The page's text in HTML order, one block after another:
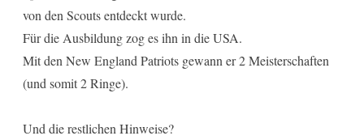
von den Scouts entdeckt wurde.
Für die Ausbildung zog es ihn in die USA.
Mit den New England Patriots gewann er 2 Meisterschaften
(und somit 2 Ringe).
Und die restlichen Hinweise?